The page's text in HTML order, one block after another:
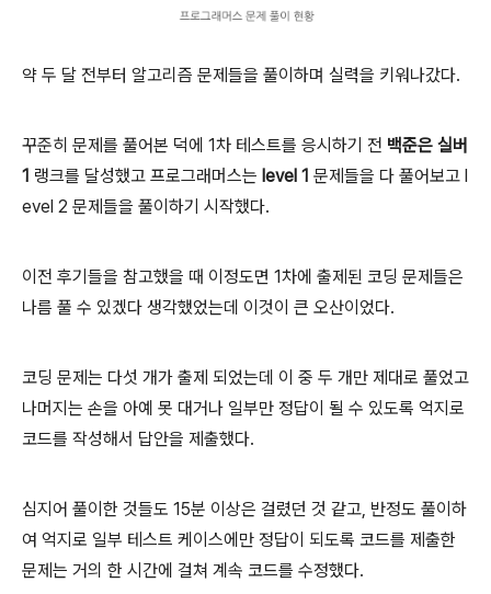
약 두 달 전부터 알고리즘 문제들을 풀이하며 실력을 키워나갔다.
꾸준히 문제를 풀어본 덕에 1차 테스트를 응시하기 전 백준은 실버
1 랭크를 달성했고 프로그래머스는 level 1 문제들을 다 풀어보고 l
evel 2 문제들을 풀이하기 시작했다.
이전 후기들을 참고했을 때 이정도면 1차에 출제된 코딩 문제들은
나름 풀 수 있겠다 생각했었는데 이것이 큰 오산이었다.
코딩 문제는 다섯 개가 출제 되었는데 이 중 두 개만 제대로 풀었고
나머지는 손을 아예 못 대거나 일부만 정답이 될 수 있도록 억지로
코드를 작성해서 답안을 제출했다.
심지어 풀이한 것들도 15분 이상은 걸렸던 것 같고, 반정도 풀이하
여 억지로 일부 테스트 케이스에만 정답이 되도록 코드를 제출한
문제는 거의 한 시간에 걸쳐 계속 코드를 수정했다.